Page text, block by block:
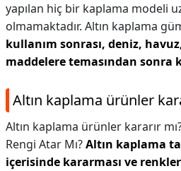
yapılan hiç bir kaplama modeli
olmamaktadır. Altın kaplama
kullanım sonrası, deniz,
maddelere temasından sonra
Altın kaplama ürünler
Altın kaplama ürünler kararır
Rengi Atar Mı?Altın kaplama
içerisinde kararması ve